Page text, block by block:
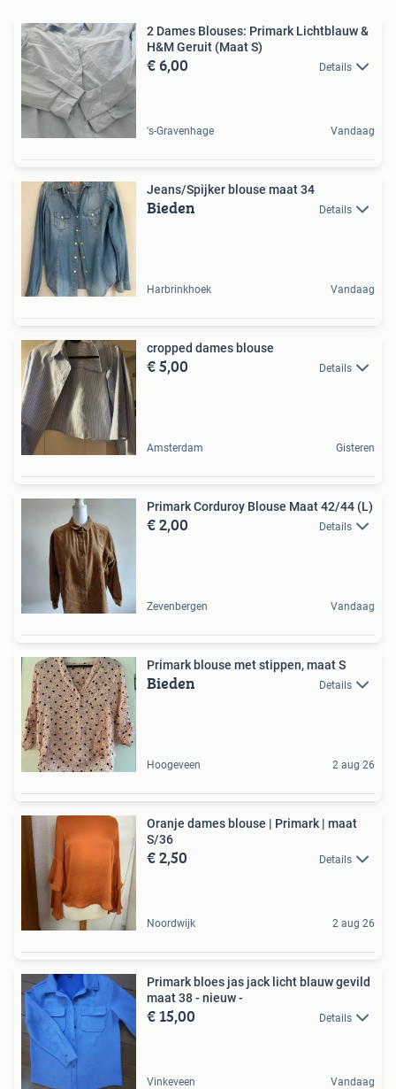
2 Dames Blouses: Primark Lichtblauw &
H&M Geruit (Maat S)
€ 6,00 Details
's-Gravenhage Vandaag
Jeans/Spijker blouse maat 34
Bieden Details
Harbrinkhoek Vandaag
cropped dames blouse
€ 5,00 Details
Amsterdam Gisteren
Primark Corduroy Blouse Maat 42/44 (L)
€ 2,00 Details
Zevenbergen Vandaag
Primark blouse met stippen, maat S
Bieden Details
Hoogeveen 2 aug 26
Oranje dames blouse | Primark | maat
S/36
€ 2,50 Details
Noordwijk 2 aug 26
Primark bloes jas jack licht blauw gevild
maat 38 - nieuw -
€ 15,00 Details
Vinkeveen Vandaag